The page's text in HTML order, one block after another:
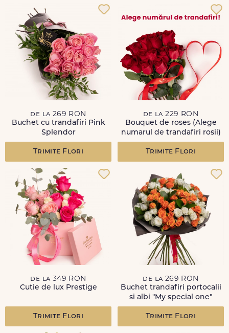
de la 269 RON
Buchet cu trandafiri Pink
Splendor
Trimite Flori
de la 229 RON
Bouquet de roses (Alege
numarul de trandafiri rosii)
Trimite Flori
de la 349 RON
Cutie de lux Prestige
Trimite Flori
de la 269 RON
Buchet trandafiri portocalii
si albi "My special one"
Trimite Flori